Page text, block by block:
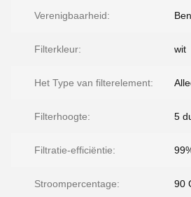
Verenigbaarheid:
Filterkleur: wit
Het Type van filterelement:
Filterhoogte: 5
Filtratie-efficiëntie:
Stroompercentage: 90